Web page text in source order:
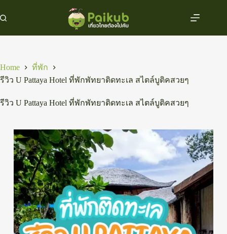
to
content
Home
ที่พัก
รีวิว U Pattaya Hotel ที่พักพัทยาติดทะเล สไตล์บูติคสวยๆ
รีวิว U Pattaya Hotel ที่พักพัทยาติดทะเล สไตล์บูติคสวยๆ